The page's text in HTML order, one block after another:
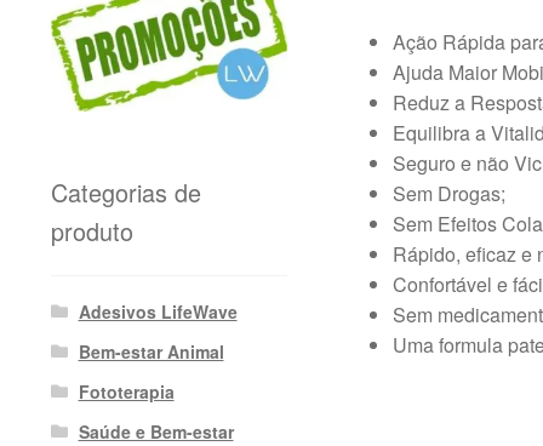
Ação Rápida
Ajuda Maior
Reduz a
Equilibra a
Seguro e não
Sem Drogas;
Sem Efeitos
Rápido, eficaz e
Confortável e
Sem
Uma formula
Categorias de
produto
Adesivos LifeWave
Bem-estar Animal
Fototerapia
Saúde e Bem-estar